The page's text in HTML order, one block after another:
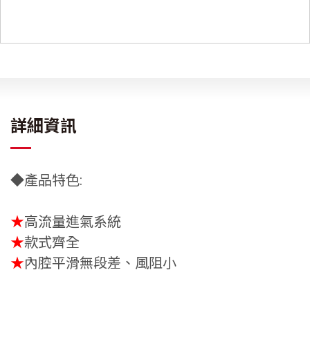
詳細資訊
◆產品特色:
★高流量進氣系統
★款式齊全
★內腔平滑無段差、風阻小